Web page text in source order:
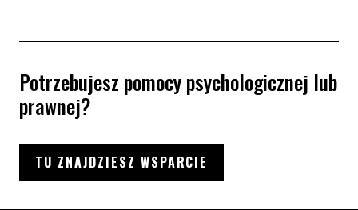
Potrzebujesz pomocy psychologicznej lub
prawnej?
TU ZNAJDZIESZ WSPARCIE